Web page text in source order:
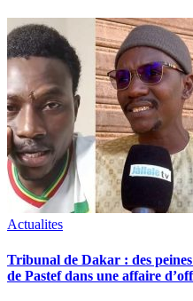
Actualites
Tribunal de Dakar : des
de Pastef dans une affaire